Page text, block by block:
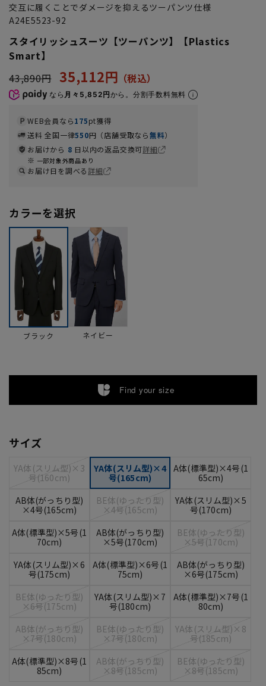
交互に履くことでダメージを抑えるツーパンツ仕様
A24E5523-92
スタイリッシュスーツ【ツーパンツ】【Plastics
Smart】
43,890円 35,112円
なら 月々5,852円から。分割手数料無料
WEB会員なら175pt獲得
送料 全国一律550円（店舗受取なら無料）
お届けから 8 日以内の返品交換可詳細
一部対象外商品あり
お届け日を調べる詳細
カラーを選択
ブラック ネイビー
Find your size
サイズ
YA体(スリム型)×3
号(160cm)
YA体(スリム型)×4
号(165cm)
A体(標準型)×4号(1
65cm)
AB体(がっちり型)
×4号(165cm)
BE体(ゆったり型)
×4号(165cm)
YA体(スリム型)×5
号(170cm)
A体(標準型)×5号(1
70cm)
AB体(がっちり型)
×5号(170cm)
BE体(ゆったり型)
×5号(170cm)
YA体(スリム型)×6
号(175cm)
A体(標準型)×6号(1
75cm)
AB体(がっちり型)
×6号(175cm)
BE体(ゆったり型)
×6号(175cm)
YA体(スリム型)×7
号(180cm)
A体(標準型)×7号(1
80cm)
AB体(がっちり型)
×7号(180cm)
BE体(ゆったり型)
×7号(180cm)
YA体(スリム型)×8
号(185cm)
A体(標準型)×8号(1
85cm)
AB体(がっちり型)
×8号(185cm)
BE体(ゆったり型)
×8号(185cm)